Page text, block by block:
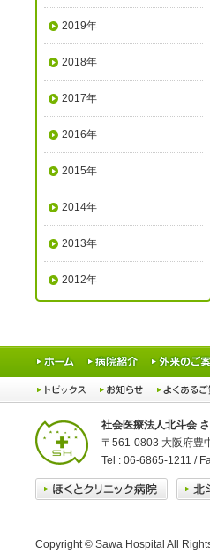
2019年
2018年
2017年
2016年
2015年
2014年
2013年
2012年
社会医療法人北斗会
〒561-0803 大阪府豊
Tel : 06-6865-1211 /
Copyright © Sawa Hospital All